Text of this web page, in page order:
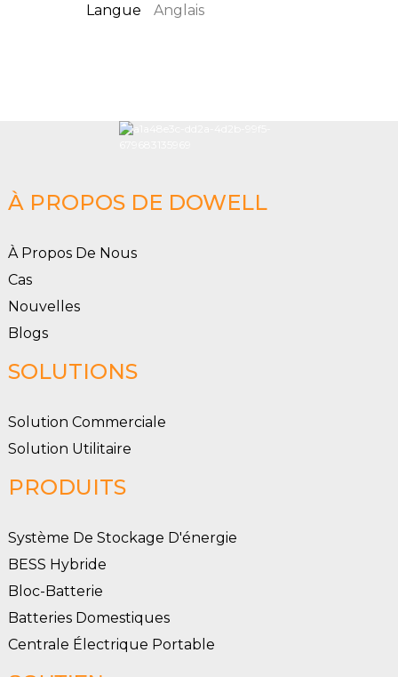
Langue
Anglais
À PROPOS DE DOWELL
À Propos De Nous
Cas
Nouvelles
Blogs
SOLUTIONS
Solution Commerciale
Solution Utilitaire
PRODUITS
Système De Stockage D'énergie
BESS Hybride
Bloc-Batterie
Batteries Domestiques
Centrale Électrique Portable